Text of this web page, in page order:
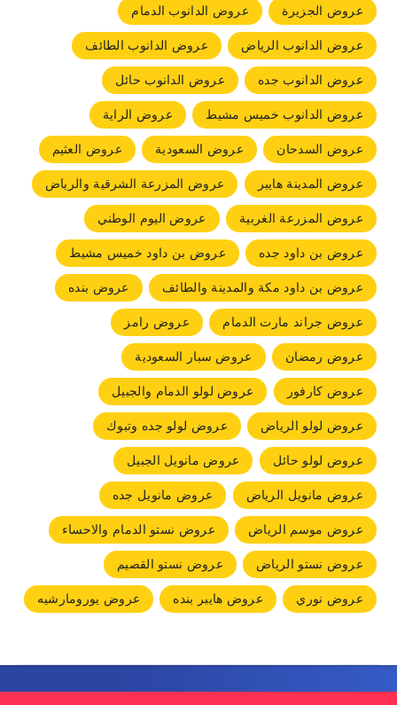
عروض الجزيرة
عروض الدانوب الدمام
عروض الدانوب الرياض
عروض الدانوب الطائف
عروض الدانوب جده
عروض الدانوب حائل
عروض الدانوب خميس مشيط
عروض الراية
عروض السدحان
عروض السعودية
عروض العثيم
عروض المدينة هايبر
عروض المزرعة الشرقية والرياض
عروض المزرعة الغربية
عروض اليوم الوطني
عروض بن داود جده
عروض بن داود خميس مشيط
عروض بن داود مكة والمدينة والطائف
عروض بنده
عروض جراند مارت الدمام
عروض رامز
عروض رمضان
عروض سبار السعودية
عروض كارفور
عروض لولو الدمام والجبيل
عروض لولو الرياض
عروض لولو جده وتبوك
عروض لولو حائل
عروض مانويل الجبيل
عروض مانويل الرياض
عروض مانويل جده
عروض موسم الرياض
عروض نستو الدمام والاحساء
عروض نستو الرياض
عروض نستو القصيم
عروض نوري
عروض هايبر بنده عروض يورومارشيه